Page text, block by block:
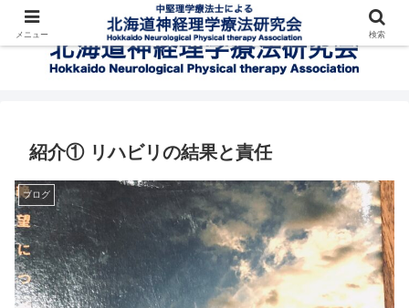
紹介① リハビリの結果と責任
ブログ
メニュー 検索